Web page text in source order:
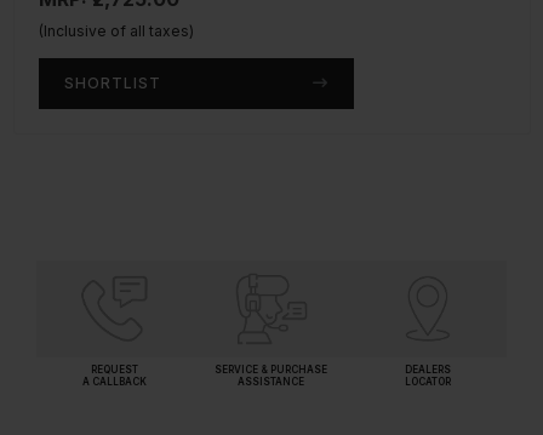
(Inclusive of all taxes)
SHORTLIST
(Inclusive of all taxes)
SHORTLIST
REQUEST
A CALLBACK
SERVICE & PURCHASE
ASSISTANCE
DEALERS
LOCATOR